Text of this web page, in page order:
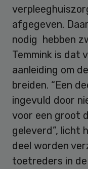
afgegeven.
nodig hebben
Temmink is dat
aanleiding om
breiden. “Een
ingevuld door
voor een groot
geleverd”, licht
deel worden
toetreders in